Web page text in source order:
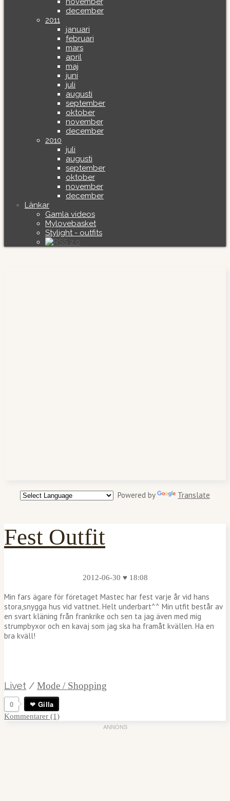
december
2011
januari
februari
mars
april
maj
juni
juli
augusti
september
oktober
november
december
2010
juli
augusti
september
oktober
november
december
Länkar
Gamla videos
Mylovebasket
Stylight - outfits
Powered by Translate
Fest Outfit
2012-06-30 ♥ 18:08
Min fars ägare för företaget Mastec har fest varje år vid hans
stora,snygga hus vid vattnet. Helt underbart^^ Min utfit består av
en svart kläning från frankrike och sen ta jag även med mig
strumpbyxor och en kavaj som jag ska ha framåt kvällen. Ha en
bra kväll!
Livet / Mode / Shopping
0 Gilla
Kommentarer (1)